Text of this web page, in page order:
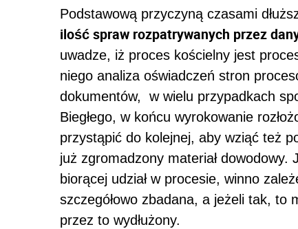
Podstawową przyczyną czasami
ilość spraw rozpatrywanych przez
uwadze, iż proces kościelny jest
niego analiza oświadczeń stron
dokumentów, w wielu przypadkach
Biegłego, w końcu wyrokowanie
przystąpić do kolejnej, aby wziąć też
już zgromadzony materiał
biorącej udział w procesie, winno
szczegółowo zbadana, a jeżeli tak,
przez to wydłużony.